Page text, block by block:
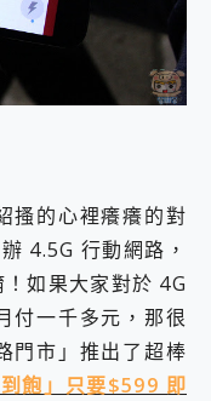
搔的心裡癢癢的對
4.5G 行動網路，
如果大家對於 4G
付一千多元，那很
門市」推出了超棒
飽」只要$599 即